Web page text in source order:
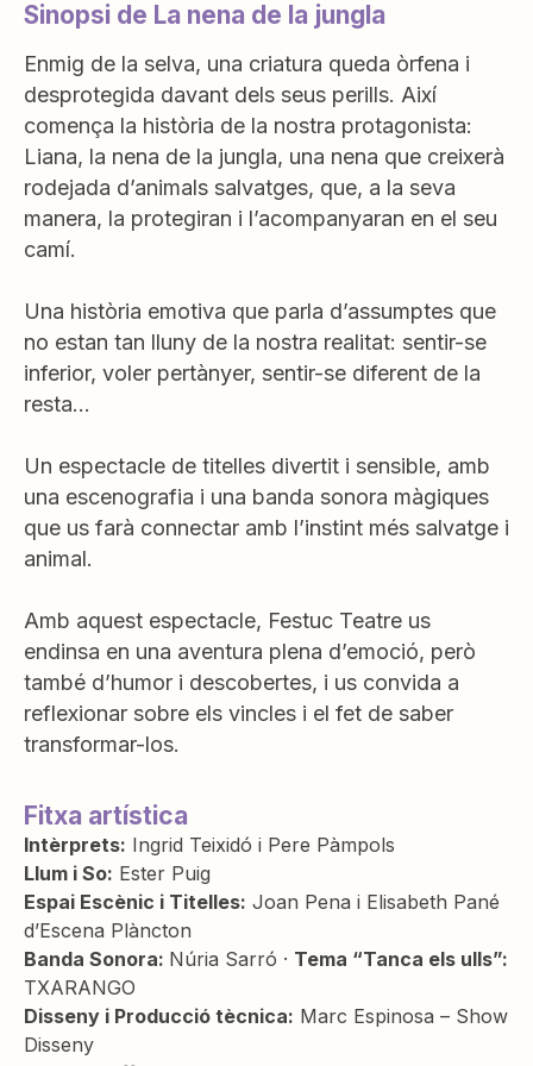
Sinopsi de La nena de la jungla
Enmig de la selva, una criatura queda òrfena i
desprotegida davant dels seus perills. Així
comença la història de la nostra protagonista:
Liana, la nena de la jungla, una nena que creixerà
rodejada d’animals salvatges, que, a la seva
manera, la protegiran i l’acompanyaran en el seu
camí.
Una història emotiva que parla d’assumptes que
no estan tan lluny de la nostra realitat: sentir-se
inferior, voler pertànyer, sentir-se diferent de la
resta…
Un espectacle de titelles divertit i sensible, amb
una escenografia i una banda sonora màgiques
que us farà connectar amb l’instint més salvatge i
animal.
Amb aquest espectacle, Festuc Teatre us
endinsa en una aventura plena d’emoció, però
també d’humor i descobertes, i us convida a
reflexionar sobre els vincles i el fet de saber
transformar-los.
Fitxa artística
Intèrprets: Ingrid Teixidó i Pere Pàmpols
Llum i So: Ester Puig
Espai Escènic i Titelles: Joan Pena i Elisabeth Pané
d’Escena Plàncton
Banda Sonora: Núria Sarró · Tema “Tanca els ulls”:
TXARANGO
Disseny i Producció tècnica: Marc Espinosa – Show
Disseny